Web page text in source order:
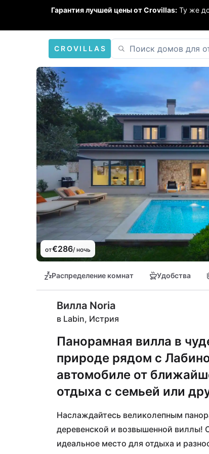
Гарантия лучшей цены от Crovillas: Ту же
CROVILLAS
от€286/ ночь
Распределение комнат Удобства
Вилла Noria
в Labin, Истрия
Панорамная вилла в
природе рядом с
автомобиле от
отдыха с семьей или
Наслаждайтесь великолепным
деревенской и возвышенной виллы!
идеальное место для отдыха и